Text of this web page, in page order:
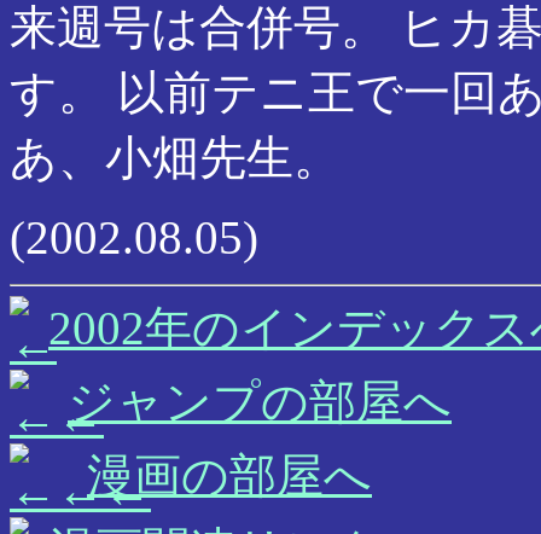
来週号は合併号。 ヒカ
す。 以前テニ王で一回
あ、小畑先生。
(2002.08.05)
2002年のインデック
ジャンプの部屋へ
漫画の部屋へ